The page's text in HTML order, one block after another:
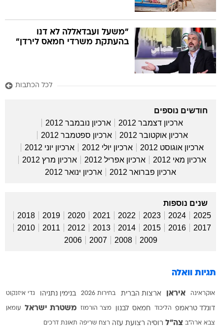
"משעל ועבדאללה לא דנו
בהעתקת משרדי חמאס לירדן"
לכל הכתבות
חודשים נוספים
ארכיון דצמבר 2012
ארכיון נובמבר 2012
ארכיון אוקטובר 2012
ארכיון ספטמבר 2012
ארכיון אוגוסט 2012
ארכיון יולי 2012
ארכיון יוני 2012
ארכיון מאי 2012
ארכיון אפריל 2012
ארכיון מרץ 2012
ארכיון פברואר 2012
ארכיון ינואר 2012
שנים נוספות
2025
2024
2023
2022
2021
2020
2019
2018
2017
2016
2015
2014
2013
2012
2011
2010
2009
2008
2007
2006
תגיות וואלה
אוקראינה איראן ארצות הברית בחירות 2026 בנימין נתניהו גדי איזנקוט
דונלד טראמפ הליכוד חמאס לבנון מצר הורמוז משטרת ישראל עומאן
צבא ארה"ב צה"ל רוסיה רצועת עזה רצח שריפה תאונת דרכים